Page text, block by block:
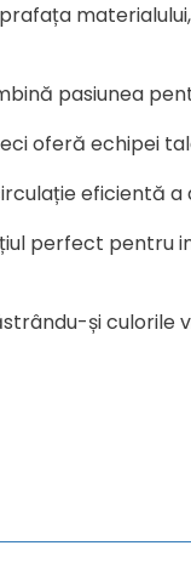
pasiunea
oferă echipei
eficientă
perfect pentru
și culorile